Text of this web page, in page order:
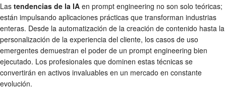
Las tendencias de la IA en prompt engineering no son solo teóricas;
están impulsando aplicaciones prácticas que transforman industrias
enteras. Desde la automatización de la creación de contenido hasta la
personalización de la experiencia del cliente, los casos de uso
emergentes demuestran el poder de un prompt engineering bien
ejecutado. Los profesionales que dominen estas técnicas se
convertirán en activos invaluables en un mercado en constante
evolución.